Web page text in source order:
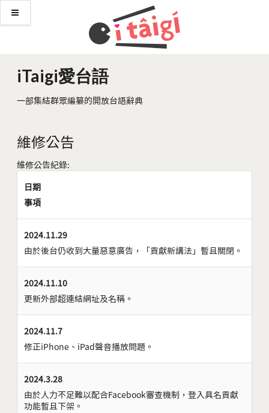
iTaigi愛台語
一部集結群眾編纂的開放台語辭典
維修公告
維修公告紀錄:
日期
事項
2024.11.29
由於後台仍收到大量惡意廣告，「貢獻新講法」暫且關閉。
2024.11.10
更新外部超連結網址及名稱。
2024.11.7
修正iPhone、iPad聲音播放問題。
2024.3.28
由於人力不足難以配合Facebook審查機制，登入具名貢獻
功能暫且下架。